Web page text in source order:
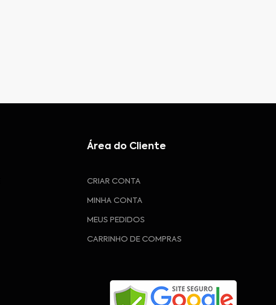
Área do Cliente
CRIAR CONTA
MINHA CONTA
MEUS PEDIDOS
CARRINHO DE COMPRAS